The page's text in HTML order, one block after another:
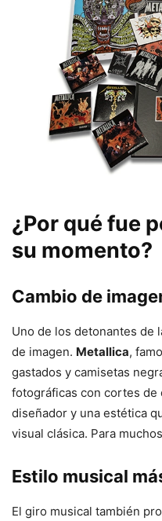
¿Por qué fue
su momento?
Cambio de
Uno de los detonantes de
de imagen. Metallica,
gastados y camisetas
fotográficas con cortes de
diseñador y una estética
visual clásica. Para
Estilo musical
El giro musical también